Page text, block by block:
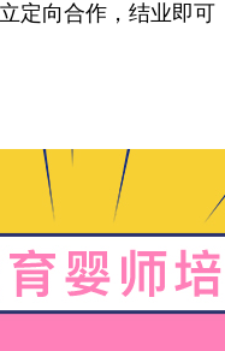
定向合作，结业即可